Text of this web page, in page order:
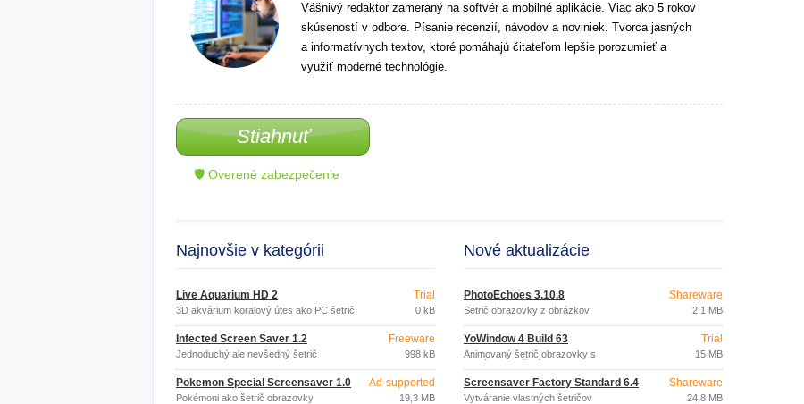
Vášnivý redaktor zameraný na softvér a mobilné aplikácie. Viac ako 5 rokov
skúseností v odbore. Písanie recenzií, návodov a noviniek. Tvorca jasných
a informatívnych textov, ktoré pomáhajú čitateľom lepšie porozumieť a
využiť moderné technológie.
Stiahnuť
🛡 Overené zabezpečenie
Najnovšie v kategórii
Live Aquarium HD 2
3D akvárium koralový útes ako PC šetrič
Trial
0 kB
Infected Screen Saver 1.2
Jednoduchý ale nevšedný šetrič
Freeware
998 kB
Pokemon Special Screensaver 1.0
Pokémoni ako šetrič obrazovky.
Ad-supported
19,3 MB
Nové aktualizácie
PhotoEchoes 3.10.8
Šetrič obrazovky z obrázkov.
Shareware
2,1 MB
YoWindow 4 Build 63
Animovaný šetrič obrazovky s
aktuálnym počasím.
Trial
15 MB
Screensaver Factory Standard 6.4
Vytváranie vlastných šetričov
Shareware
24,8 MB